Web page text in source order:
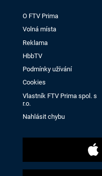
O FTV Prima
Volná místa
Reklama
HbbTV
Podmínky užívání
Cookies
Vlastník FTV Prima spol. s
r.o.
Nahlásit chybu